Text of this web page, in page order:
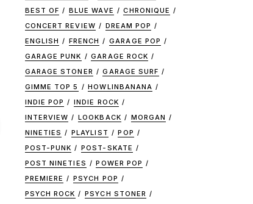
BEST OF
BLUE WAVE
CHRONIQUE
CONCERT REVIEW
DREAM POP
ENGLISH
FRENCH
GARAGE POP
GARAGE PUNK
GARAGE ROCK
GARAGE STONER
GARAGE SURF
GIMME TOP 5
HOWLINBANANA
INDIE POP
INDIE ROCK
INTERVIEW
LOOKBACK
MORGAN
NINETIES
PLAYLIST
POP
POST-PUNK
POST-SKATE
POST NINETIES
POWER POP
PREMIERE
PSYCH POP
PSYCH ROCK
PSYCH STONER